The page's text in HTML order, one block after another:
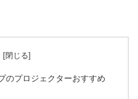
のプロジェクターおすすめ